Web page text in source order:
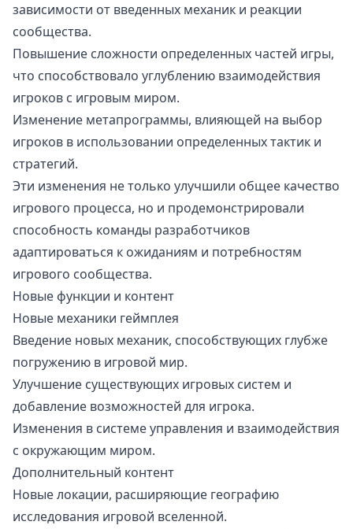
зависимости от введенных механик и реакции
сообщества.
Повышение сложности определенных частей игры,
что способствовало углублению взаимодействия
игроков с игровым миром.
Изменение метапрограммы, влияющей на выбор
игроков в использовании определенных тактик и
стратегий.
Эти изменения не только улучшили общее качество
игрового процесса, но и продемонстрировали
способность команды разработчиков
адаптироваться к ожиданиям и потребностям
игрового сообщества.
Новые функции и контент
Новые механики геймплея
Введение новых механик, способствующих глубже
погружению в игровой мир.
Улучшение существующих игровых систем и
добавление возможностей для игрока.
Изменения в системе управления и взаимодействия
с окружающим миром.
Дополнительный контент
Новые локации, расширяющие географию
исследования игровой вселенной.